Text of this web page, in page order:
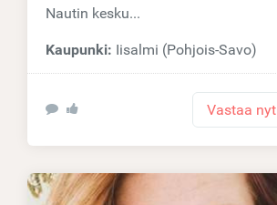
Nautin kesku...
Kaupunki: Iisalmi (Pohjois-Savo)
Vastaa nyt